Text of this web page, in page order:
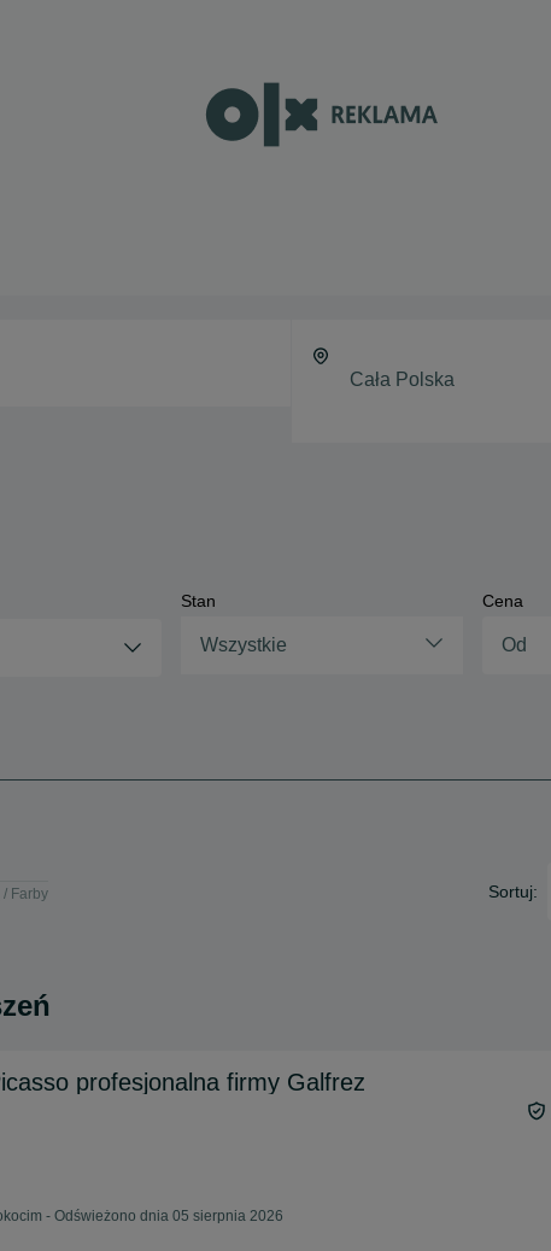
Stan
Wszystkie
Cena
Farby Sortuj:
profesjonalna firmy Galfrez
- Odświeżono dnia 05 sierpnia 2026